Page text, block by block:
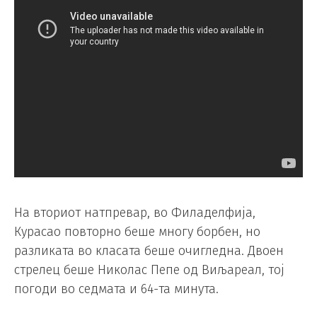
На вториот натпревар, во Филаделфија,
Курасао повторно беше многу борбен, но
разликата во класата беше очигледна. Двоен
стрелец беше Николас Пепе од Виљареал, тој
погоди во седмата и 64-та минута.